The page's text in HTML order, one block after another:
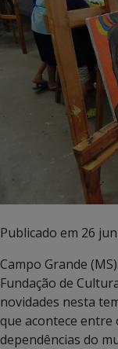
Publicado em 26
Campo Grande
Fundação de
novidades nesta
que acontece entre
dependências do